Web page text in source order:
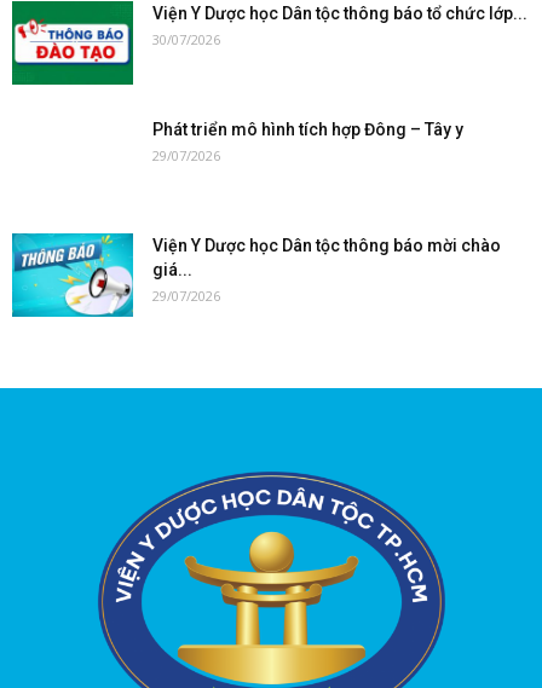
Viện Y Dược học Dân tộc thông báo tổ chức lớp...
30/07/2026
Phát triển mô hình tích hợp Đông – Tây y
29/07/2026
Viện Y Dược học Dân tộc thông báo mời chào
giá...
29/07/2026